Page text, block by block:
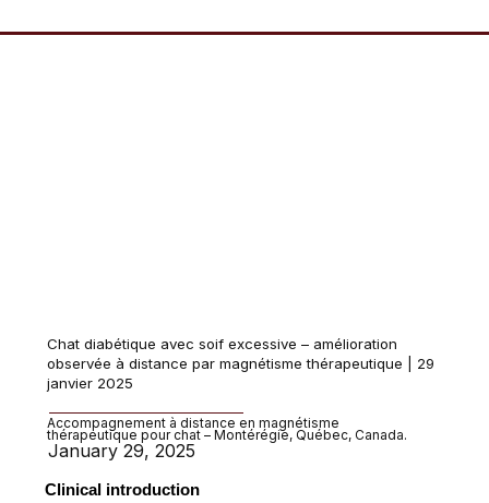
Chat diabétique avec soif excessive – amélioration
observée à distance par magnétisme thérapeutique | 29
janvier 2025
Accompagnement à distance en magnétisme
thérapeutique pour chat – Montérégie, Québec, Canada.
January 29, 2025
Clinical introduction